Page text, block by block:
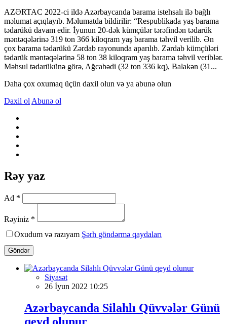
AZƏRTAC 2022-ci ildə Azərbaycanda barama istehsalı ilə bağlı
məlumat açıqlayıb. Məlumatda bildirilir: “Respublikada yaş barama
tədarükü davam edir. İyunun 20-dək kümçülər tərəfindən tədarük
məntəqələrinə 319 ton 366 kiloqram yaş barama təhvil verilib. Ən
çox barama tədarükü Zərdab rayonunda aparılıb. Zərdab kümçüləri
tədarük məntəqələrinə 58 ton 38 kiloqram yaş barama təhvil veriblər.
Məhsul tədarükünə görə, Ağcabədi (32 ton 336 kq), Balakən (31...
Daha çox oxumaq üçün daxil olun və ya abunə olun
Daxil ol Abunə ol
Rəy yaz
Ad *
Rəyiniz *
Oxudum və razıyam Şərh göndərmə qaydaları
Göndər
Siyasət
26 İyun 2022 10:25
Azərbaycanda Silahlı Qüvvələr Günü
qeyd olunur